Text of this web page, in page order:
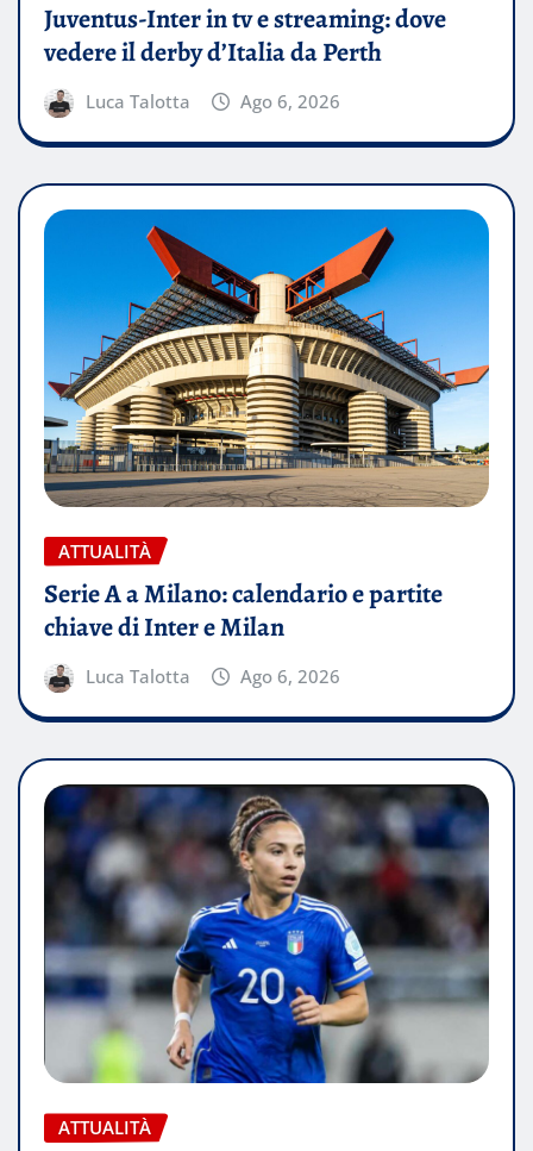
Juventus-Inter in tv e streaming: dove
vedere il derby d’Italia da Perth
Luca Talotta Ago 6, 2026
ATTUALITÀ
Serie A a Milano: calendario e partite
chiave di Inter e Milan
Luca Talotta Ago 6, 2026
ATTUALITÀ